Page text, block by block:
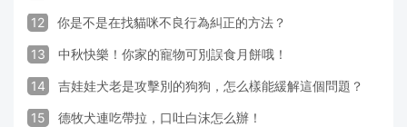
12 你是不是在找貓咪不良行為糾正的方法？
13 中秋快樂！你家的寵物可別誤食月餅哦！
14 吉娃娃犬老是攻擊別的狗狗，怎么樣能緩解這個問題？
15 德牧犬連吃帶拉，口吐白沫怎么辦！